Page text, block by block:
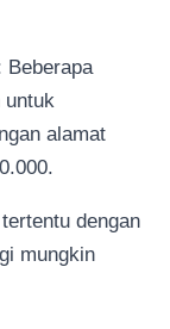
Beberapa
untuk
alamat
dengan
mungkin